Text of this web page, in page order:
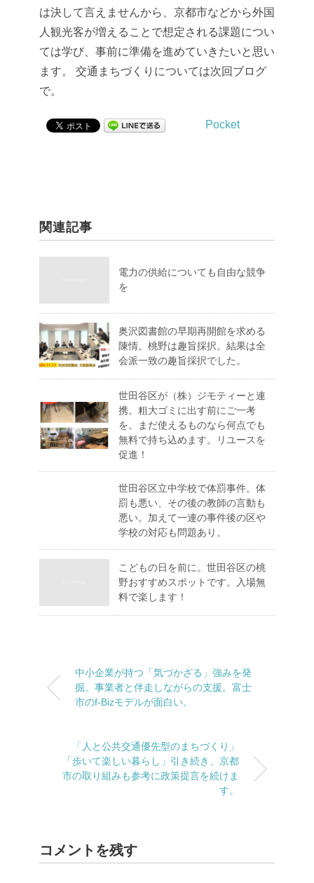
は決して言えませんから、京都市などから外国
人観光客が増えることで想定される課題につい
ては学び、事前に準備を進めていきたいと思い
ます。
交通まちづくりについては次回ブログ
で。
Pocket
関連記事
電力の供給についても自由な競争
を
奥沢図書館の早期再開館を求める
陳情。桃野は趣旨採択。結果は全
会派一致の趣旨採択でした。
世田谷区が（株）ジモティーと連
携。粗大ゴミに出す前にご一考
を。まだ使えるものなら何点でも
無料で持ち込めます。リユースを
促進！
世田谷区立中学校で体罰事件。体
罰も悪い、その後の教師の言動も
悪い。加えて一連の事件後の区や
学校の対応も問題あり。
こどもの日を前に。世田谷区の桃
野おすすめスポットです。入場無
料で楽します！
中小企業が持つ「気づかざる」強みを発
掘。事業者と伴走しながらの支援。富士
市のf-Bizモデルが面白い。
「人と公共交通優先型のまちづくり」
「歩いて楽しい暮らし」引き続き、京都
市の取り組みも参考に政策提言を続けま
す。
コメントを残す